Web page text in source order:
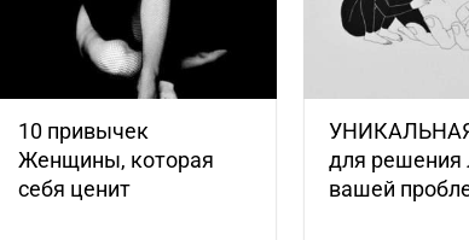
10 привычек
Женщины, которая
себя ценит
УНИКАЛЬНАЯ
для
вашей